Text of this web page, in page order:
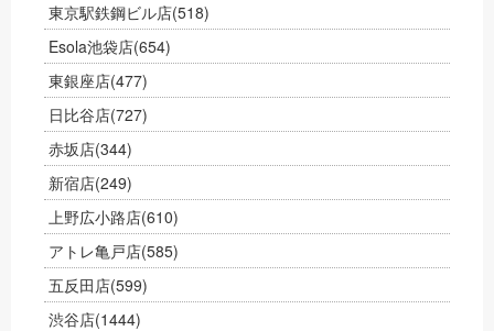
東京駅鉄鋼ビル店(518)
Esola池袋店(654)
東銀座店(477)
日比谷店(727)
赤坂店(344)
新宿店(249)
上野広小路店(610)
アトレ亀戸店(585)
五反田店(599)
渋谷店(1444)